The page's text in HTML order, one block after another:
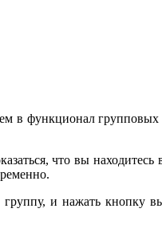
в функционал
что вы
и нажать кнопку